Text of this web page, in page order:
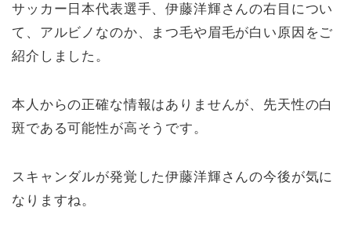
サッカー日本代表選手、伊藤洋輝さんの右目につい
て、アルビノなのか、まつ毛や眉毛が白い原因をご
紹介しました。
本人からの正確な情報はありませんが、先天性の白
斑である可能性が高そうです。
スキャンダルが発覚した伊藤洋輝さんの今後が気に
なりますね。